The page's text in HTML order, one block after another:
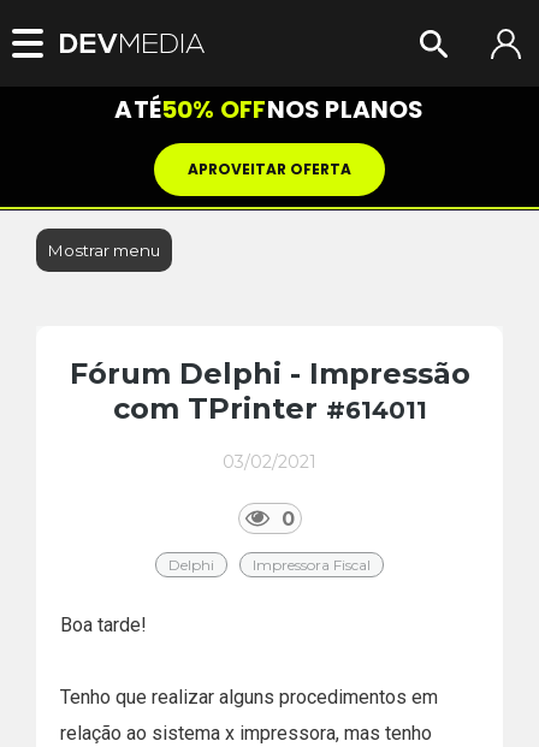
ATÉ50% OFFNOS PLANOS
APROVEITAR OFERTA
Mostrar menu
Fórum Delphi - Impressão
com TPrinter #614011
03/02/2021
0
Delphi Impressora Fiscal
Boa tarde!
Tenho que realizar alguns procedimentos em
relação ao sistema x impressora, mas tenho